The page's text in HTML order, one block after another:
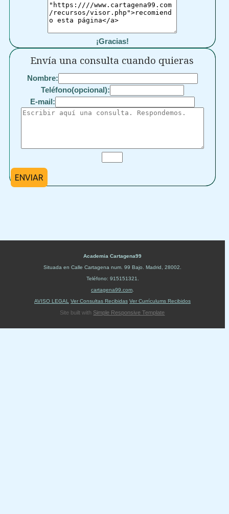
¡Gracias!
Envía una consulta cuando quieras
Nombre:
Teléfono(opcional):
E-mail:
ENVIAR
Academia Cartagena99
Situada en Calle Cartagena num. 99 Bajo Madrid 28002
Teléfono: 915151321
cartagena99.com
AVISO LEGAL
Ver Consultas Recibidas Ver Currículums Recibidos
Site built with Simple Responsive Template